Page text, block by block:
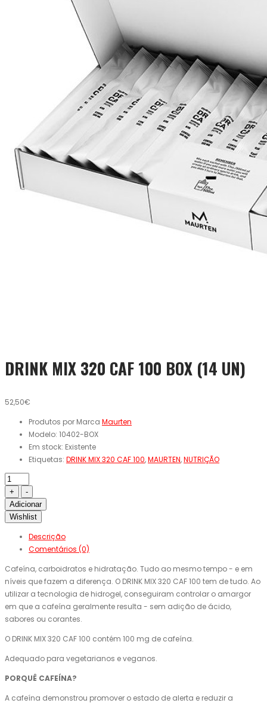
DRINK MIX 320 CAF 100 BOX (14 UN)
52,50€
Produtos por Marca Maurten
Modelo: 10402-BOX
Em stock: Existente
Etiquetas: DRINK MIX 320 CAF 100,MAURTEN,NUTRIÇÃO
Adicionar
Wishlist
Descrição
Comentários (0)
Cafeína, carboidratos e hidratação. Tudo ao mesmo tempo - e em
níveis que fazem a diferença. O DRINK MIX 320 CAF 100 tem de tudo. Ao
utilizar a tecnologia de hidrogel, conseguiram controlar o amargor
em que a cafeína geralmente resulta - sem adição de ácido,
sabores ou corantes.
O DRINK MIX 320 CAF 100 contém 100 mg de cafeína.
Adequado para vegetarianos e veganos.
PORQUÊ CAFEÍNA?
A cafeína demonstrou promover o estado de alerta e reduzir a